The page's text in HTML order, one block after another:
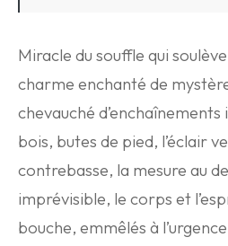
Miracle du souffle qui
charme enchanté de
chevauché
bois, butes de pied, l’éclair
contrebasse, la mesure au
imprévisible, le corps et
bouche, emmêlés à